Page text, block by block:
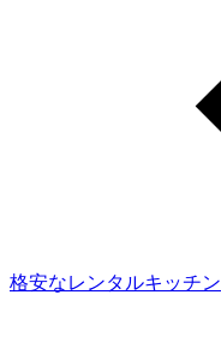
格安なレンタルキッチン